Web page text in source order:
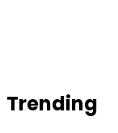
Trending